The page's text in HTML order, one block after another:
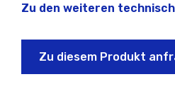
Zu den weiteren
Zu diesem Produkt